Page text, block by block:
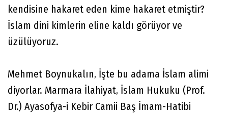
kendisine hakaret eden kime hakaret etmiştir?
İslam dini kimlerin eline kaldı görüyor ve
üzülüyoruz.
Mehmet Boynukalın, İşte bu adama İslam alimi
diyorlar. Marmara İlahiyat, İslam Hukuku (Prof.
Dr.) Ayasofya-i Kebir Camii Baş İmam-Hatibi